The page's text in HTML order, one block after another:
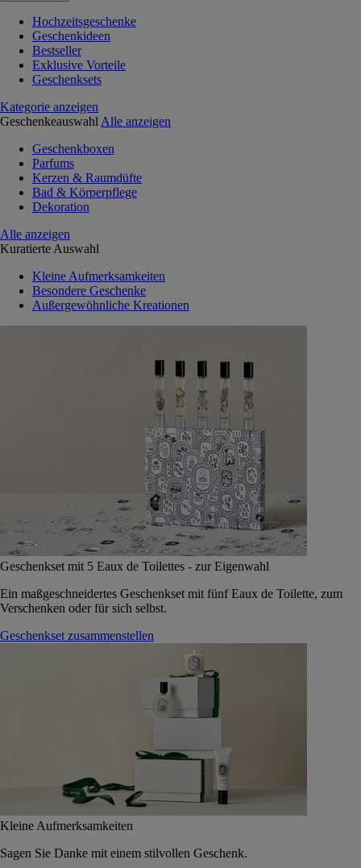
Hochzeitsgeschenke
Geschenkideen
Bestseller
Exklusive Vorteile
Geschenksets
Kategorie anzeigen
Geschenkeauswahl Alle anzeigen
Geschenkboxen
Parfums
Kerzen & Raumdüfte
Bad & Körperpflege
Dekoration
Alle anzeigen
Kuratierte Auswahl
Kleine Aufmerksamkeiten
Besondere Geschenke
Außergewöhnliche Kreationen
Geschenkset mit 5 Eaux de Toilettes - zur Eigenwahl
Ein maßgeschneidertes Geschenkset mit fünf Eaux de Toilette, zum
Verschenken oder für sich selbst.
Geschenkset zusammenstellen
Kleine Aufmerksamkeiten
Sagen Sie Danke mit einem stilvollen Geschenk.